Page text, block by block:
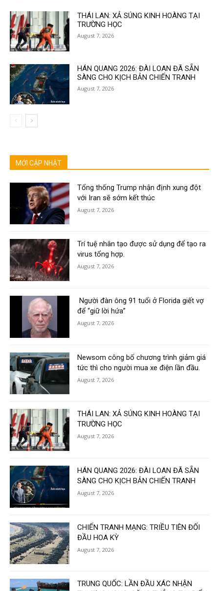
THÁI LAN: XẢ SÚNG KINH HOÀNG TẠI
TRƯỜNG HỌC
August 7, 2026
HÁN QUANG 2026: ĐÀI LOAN ĐÃ SẴN
SÀNG CHO KỊCH BẢN CHIẾN TRANH
August 7, 2026
MỚI CẬP NHẬT
Tổng thống Trump nhận định xung đột
với Iran sẽ sớm kết thúc
August 7, 2026
Trí tuệ nhân tạo được sử dụng để tạo ra
virus tổng hợp.
August 7, 2026
Người đàn ông 91 tuổi ở Florida giết vợ
để “giữ lời hứa”
August 7, 2026
Newsom công bố chương trình giảm giá
tức thì cho người mua xe điện lần đầu.
August 7, 2026
THÁI LAN: XẢ SÚNG KINH HOÀNG TẠI
TRƯỜNG HỌC
August 7, 2026
HÁN QUANG 2026: ĐÀI LOAN ĐÃ SẴN
SÀNG CHO KỊCH BẢN CHIẾN TRANH
August 7, 2026
CHIẾN TRANH MẠNG: TRIỀU TIÊN ĐỐI
ĐẦU HOA KỲ
August 7, 2026
TRUNG QUỐC: LẦN ĐẦU XÁC NHẬN